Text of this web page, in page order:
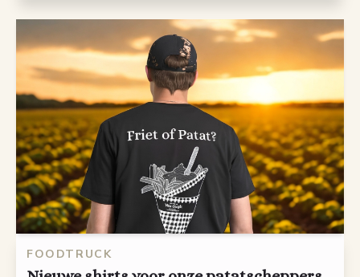
FOODTRUCK